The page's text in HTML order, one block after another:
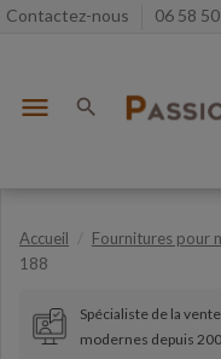
Contactez-nous 06 58
menu search
Accueil Fournitures pour
188
Spécialiste de la
modernes depuis